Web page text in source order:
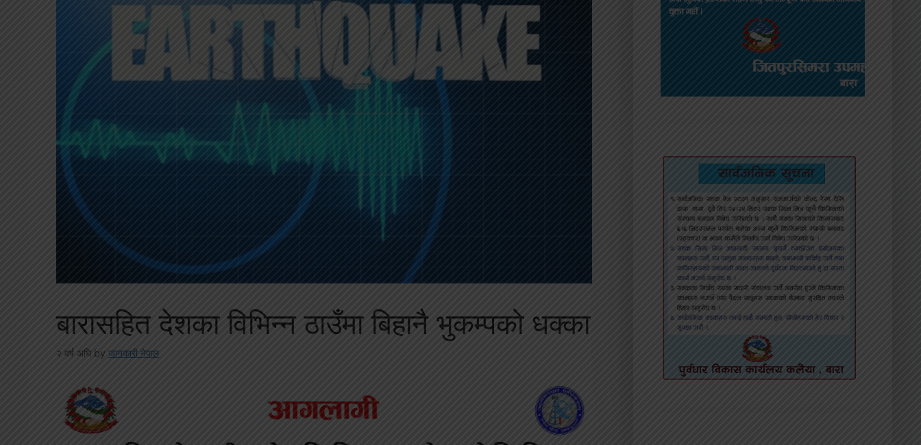
बारासहित देशका विभिन्न ठाउँमा बिहानै भुकम्पको धक्का
२ वर्ष अघि by जानकारी नेपाल